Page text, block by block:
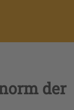
der